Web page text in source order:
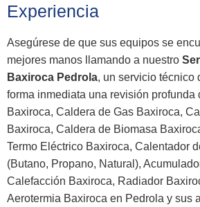
Experiencia
Asegúrese de que sus equipos se
mejores manos llamando a nuestro
Baxiroca Pedrola, un servicio técnico
forma inmediata una revisión profunda
Baxiroca, Caldera de Gas Baxiroca,
Baxiroca, Caldera de Biomasa
Termo Eléctrico Baxiroca, Calentador
(Butano, Propano, Natural),
Calefacción Baxiroca, Radiador
Aerotermia Baxiroca en Pedrola y sus